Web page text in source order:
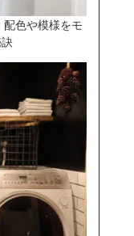
色や模様をモ